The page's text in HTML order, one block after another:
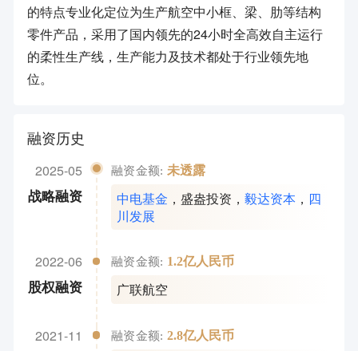
的特点专业化定位为生产航空中小框、梁、肋等结构
零件产品，采用了国内领先的24小时全高效自主运行
的柔性生产线，生产能力及技术都处于行业领先地
位。
融资历史
2025-05
战略融资
融资金额: 未透露
中电基金 ， 盛盎投资 ，毅达资本 ， 四
川发展
2022-06
股权融资
融资金额: 1.2亿人民币
广联航空
2021-11 融资金额: 2.8亿人民币